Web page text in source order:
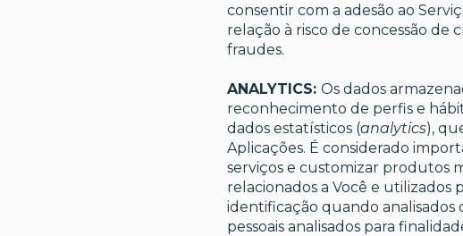
consentir com a adesão ao
relação à risco de concessão de
fraudes.
ANALYTICS: Os dados
reconhecimento de perfis e
dados estatísticos (analytics),
Aplicações. É considerado
serviços e customizar produtos
relacionados a Você e utilizados
identificação quando
pessoais analisados para